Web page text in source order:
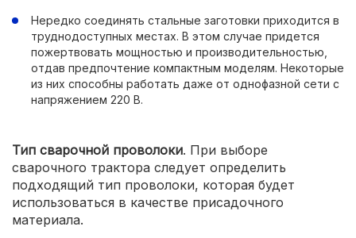
Нередко соединять стальные заготовки приходится в
труднодоступных местах. В этом случае придется
пожертвовать мощностью и производительностью,
отдав предпочтение компактным моделям. Некоторые
из них способны работать даже от однофазной сети с
напряжением 220 В.
Тип сварочной проволоки. При выборе
сварочного трактора следует определить
подходящий тип проволоки, которая будет
использоваться в качестве присадочного
материала.